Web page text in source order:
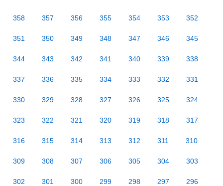
358 357 356 355 354 353 352
351 350 349 348 347 346 345
344 343 342 341 340 339 338
337 336 335 334 333 332 331
330 329 328 327 326 325 324
323 322 321 320 319 318 317
316 315 314 313 312 311 310
309 308 307 306 305 304 303
302 301 300 299 298 297 296